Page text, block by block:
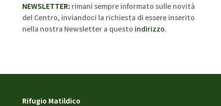
NEWSLETTER: rimani sempre informato sulle novità
del Centro, inviandoci la richiesta di essere inserito
nella nostra Newsletter a questo indirizzo.
Rifugio Matildico